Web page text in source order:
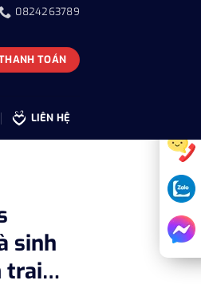
0824263789
TOÁN
LIÊN HỆ
sinh
trai…